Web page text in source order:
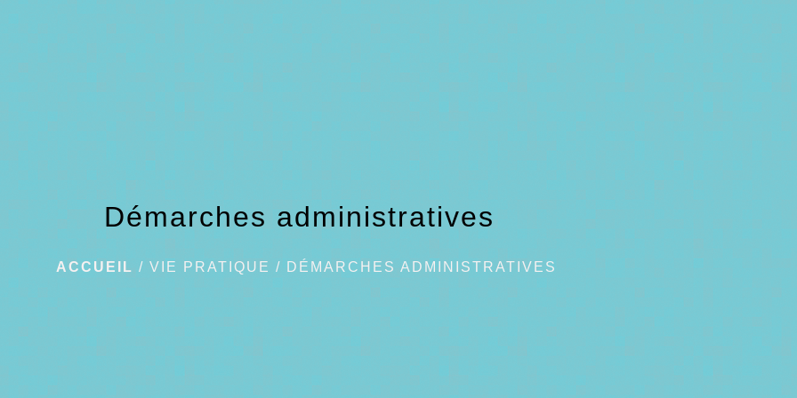
Démarches administratives
ACCUEIL /VIE PRATIQUE / DÉMARCHES ADMINISTRATIVES